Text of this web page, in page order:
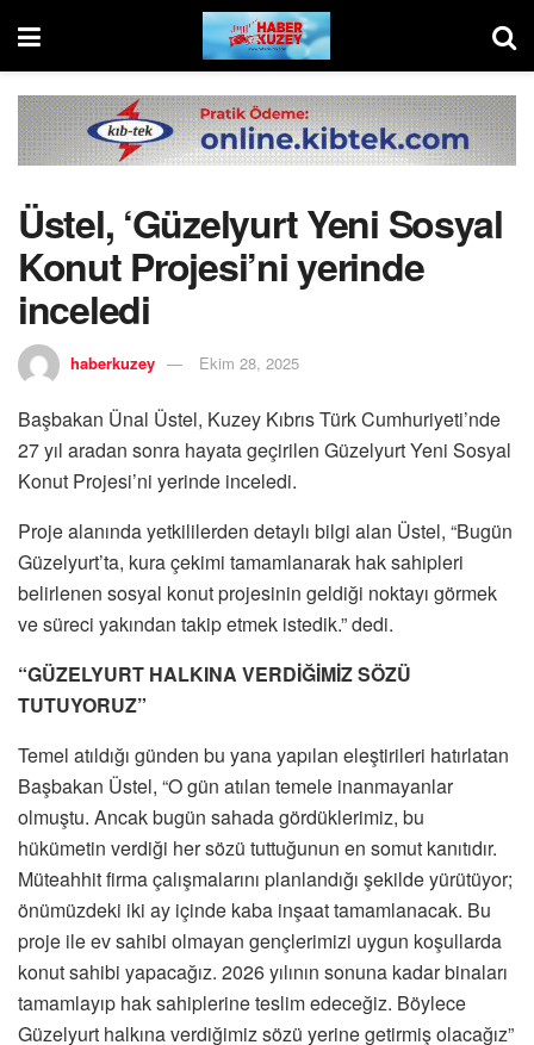
Üstel, ‘Güzelyurt Yeni Sosyal
Konut Projesi’ni yerinde
inceledi
haberkuzey Ekim 28, 2025
Başbakan Ünal Üstel, Kuzey Kıbrıs Türk Cumhuriyeti’nde
27 yıl aradan sonra hayata geçirilen Güzelyurt Yeni Sosyal
Konut Projesi’ni yerinde inceledi.
Proje alanında yetkililerden detaylı bilgi alan Üstel, “Bugün
Güzelyurt’ta, kura çekimi tamamlanarak hak sahipleri
belirlenen sosyal konut projesinin geldiği noktayı görmek
ve süreci yakından takip etmek istedik.” dedi.
“GÜZELYURT HALKINA VERDİĞİMİZ SÖZÜ
TUTUYORUZ”
Temel atıldığı günden bu yana yapılan eleştirileri hatırlatan
Başbakan Üstel, “O gün atılan temele inanmayanlar
olmuştu. Ancak bugün sahada gördüklerimiz, bu
hükümetin verdiği her sözü tuttuğunun en somut kanıtıdır.
Müteahhit firma çalışmalarını planlandığı şekilde yürütüyor;
önümüzdeki iki ay içinde kaba inşaat tamamlanacak. Bu
proje ile ev sahibi olmayan gençlerimizi uygun koşullarda
konut sahibi yapacağız. 2026 yılının sonuna kadar binaları
tamamlayıp hak sahiplerine teslim edeceğiz. Böylece
Güzelyurt halkına verdiğimiz sözü yerine getirmiş olacağız”